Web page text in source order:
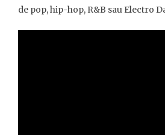
de pop, hip-hop, R&B sau Electro